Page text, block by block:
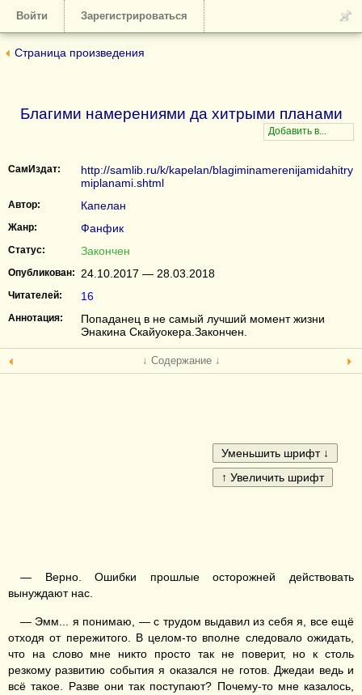
Войти Зарегистрироваться
Страница произведения
Благими намерениями да хитрыми планами
СамИздат:
http://samlib.ru/k/kapelan/blagiminamerenijamidahitry
miplanami.shtml
Автор: Капелан
Жанр: Фанфик
Статус: Закончен
Опубликован: 24.10.2017 — 28.03.2018
Читателей: 16
Аннотация:
Попаданец в не самый лучший момент жизни
Энакина Скайуокера.Закончен.
↓ Содержание ↓
— Верно. Ошибки прошлые осторожней действовать
вынуждают нас.
— Эмм... я понимаю, — с трудом выдавил из себя я, все ещё
отходя от пережитого. В целом-то вполне следовало ожидать,
что на слово мне никто просто так не поверит, но к столь
резкому развитию события я оказался не готов. Джедаи ведь и
всё такое. Разве они так поступают? Почему-то мне казалось,